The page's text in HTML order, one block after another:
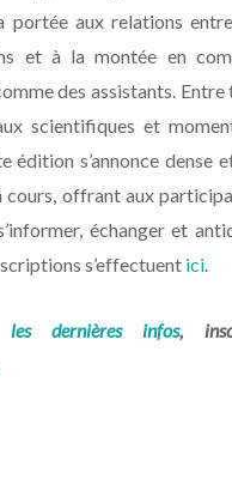
portée aux relations
et à la montée en
des assistants. Entre
scientifiques et
édition s’annonce dense
cours, offrant aux
échanger et
s’effectuent ici.
les dernières infos,